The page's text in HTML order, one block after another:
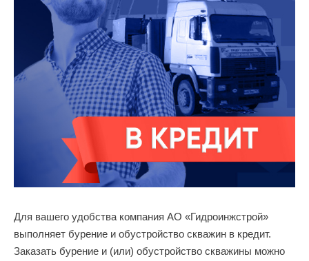
Для вашего удобства компания АО «Гидроинжстрой»
выполняет бурение и обустройство скважин в кредит.
Заказать бурение и (или) обустройство скважины можно